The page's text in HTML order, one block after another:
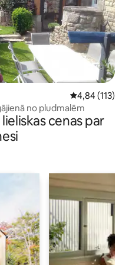
Vidējais
4,84 (113)
no pludmalēm
cenas par